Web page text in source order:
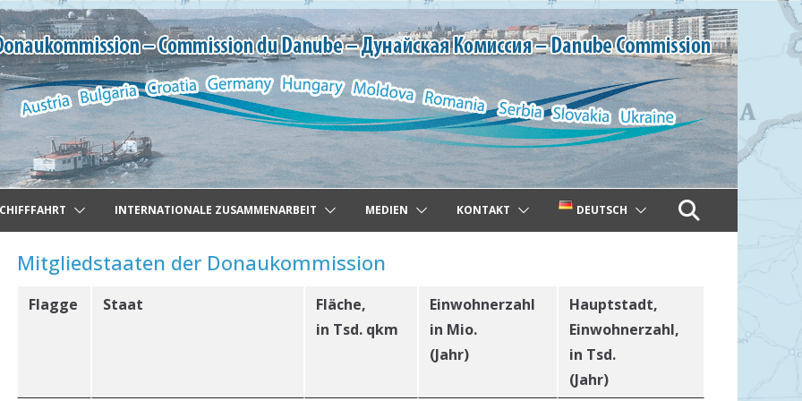
INTERNATIONALE ZUSAMMENARBEIT MEDIEN KONTAKT DEUTSCH
Mitgliedstaaten der Donaukommission
Flagge Staat
Fläche,
in Tsd. qkm
Einwohnerzahl
in Mio.
(Jahr)
Hauptstadt,
Einwohnerzahl,
in Tsd.
(Jahr)